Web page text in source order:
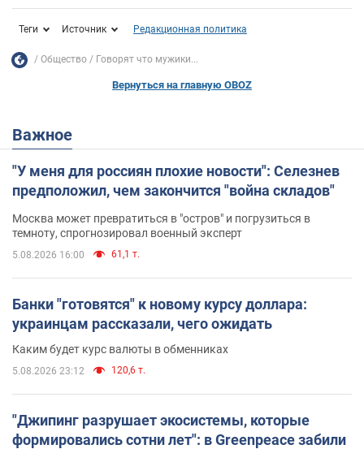
Теги Источник Редакционная политика
Общество Говорят что мужики...
Вернуться на главную OBOZ
Важное
"У меня для россиян плохие новости": Селезнев
предположил, чем закончится "война складов"
Москва может превратиться в "остров" и погрузиться в
темноту, спрогнозировал военный эксперт
5.08.2026 16:00 61,1 т.
Банки "готовятся" к новому курсу доллара:
украинцам рассказали, чего ожидать
Каким будет курс валюты в обменниках
5.08.2026 23:12 120,6 т.
"Джипинг разрушает экосистемы, которые
формировались сотни лет": в Greenpeace забили